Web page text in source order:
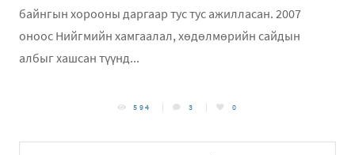
байнгын хорооны даргаар тус тус ажилласан. 2007
оноос Нийгмийн хамгаалал, хөдөлмөрийн сайдын
албыг хашсан түүнд...
594 3 0